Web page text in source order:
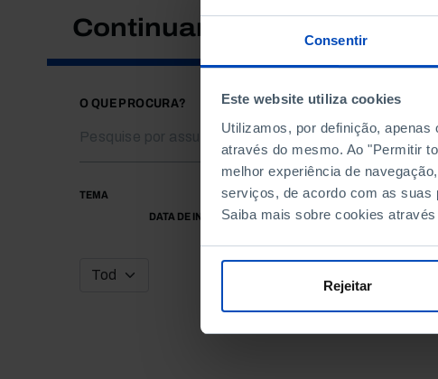
Consentir
Este website utiliza cookies
Utilizamos, por definição,
através do mesmo. Ao "Permitir
melhor experiência de
serviços, de acordo com as suas
Saiba mais sobre cookies
Rejeitar
Continuar a pesquisar
O QUE PROCURA?
TEMA
DATA DE INÍCIO